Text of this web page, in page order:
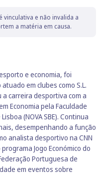
e não invalida a
a matéria em causa.
e economia, foi
em clubes como S.L.
carreira desportiva com a
Economia pela Faculdade
(NOVA SBE). Continua
desempenhando a função
analista desportivo na CNN
Jogo Económico do
Portuguesa de
em eventos sobre